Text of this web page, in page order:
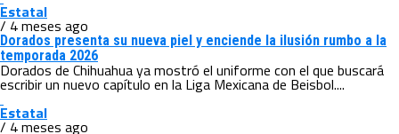
Estatal
/ 4 meses ago
Dorados presenta su nueva piel y enciende la ilusión rumbo a la
temporada 2026
Dorados de Chihuahua ya mostró el uniforme con el que buscará
escribir un nuevo capítulo en la Liga Mexicana de Beisbol....
Estatal
/ 4 meses ago